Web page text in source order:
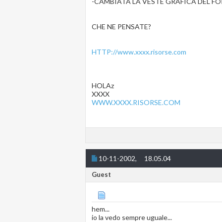
CHE NE PENSATE?
HTTP://www.xxxx.risorse.com
HOLAz
XXXX
WWW.XXXX.RISORSE.COM
10-11-2002, 18.05.04
Guest
hem...
io la vedo sempre uguale...